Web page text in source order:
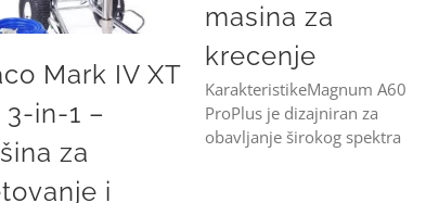
Mark IV XT
3-in-1 –
za
i
masina za
krecenje
KarakteristikeMagnum A60
ProPlus je dizajniran za
obavljanje širokog spektra